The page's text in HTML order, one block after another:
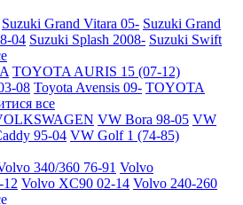
Suzuki Grand Vitara 05- Suzuki Grand
04 Suzuki Splash 2008- Suzuki Swift
TOYOTA AURIS 15 (07-12)
08 Toyota Avensis 09- TOYOTA
все
VW Bora 98-05 VW
95-04 VW Golf 1 (74-85)
340/360 76-91 Volvo
Volvo XC90 02-14 Volvo 240-260